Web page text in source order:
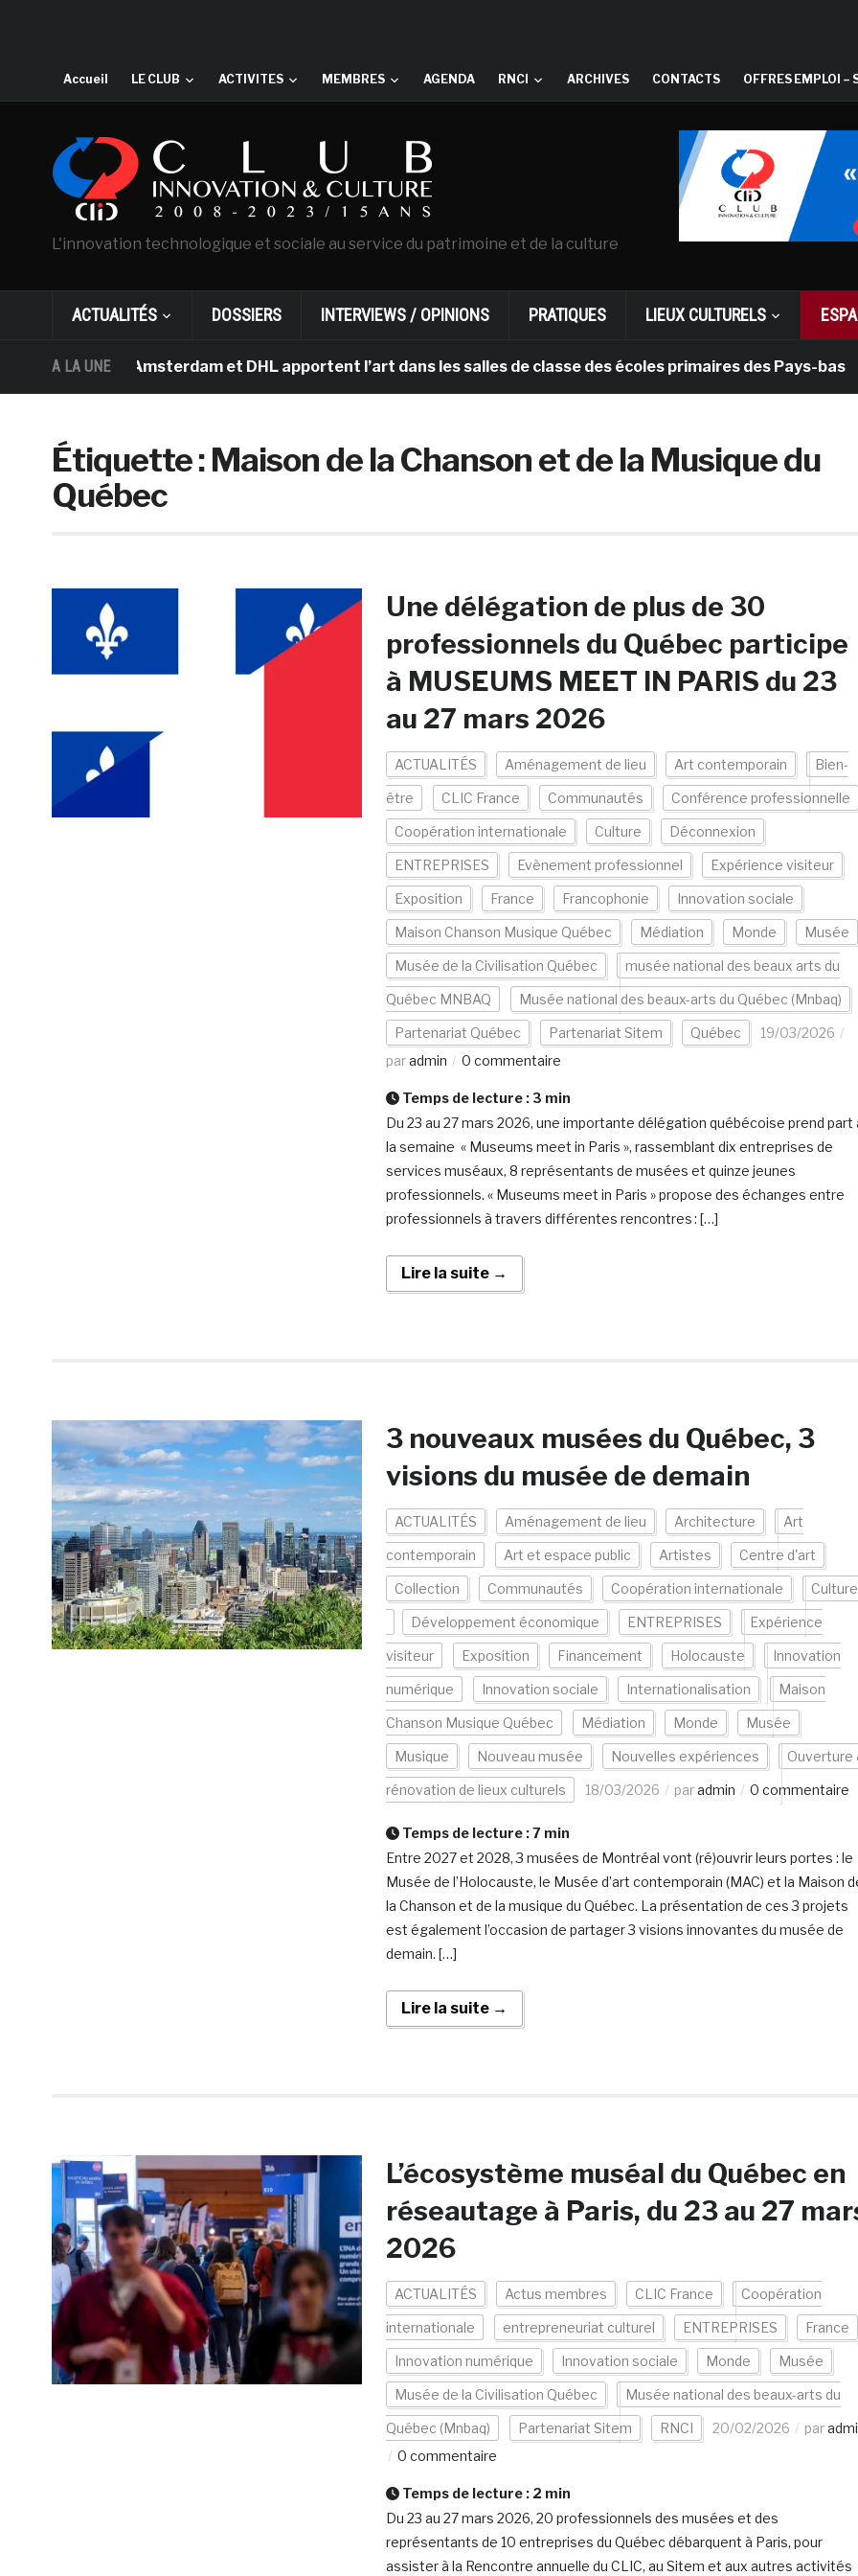
Accueil LE CLUB ACTIVITES MEMBRES AGENDA RNCI ARCHIVES CONTACTS OFFRES EMPLOI –
L'innovation technologique et sociale au service du patrimoine et de la culture
ACTUALITÉS DOSSIERS INTERVIEWS / OPINIONS PRATIQUES LIEUX CULTURELS
A LA UNE
Gogh d’Amsterdam et DHL apportent l’art dans les salles de classe des écoles primaires des Pays-bas
Étiquette :Maison de la Chanson et de la Musique du
Québec
Une délégation de plus de 30
professionnels du Québec participe
à MUSEUMS MEET IN PARIS du 23
au 27 mars 2026
ACTUALITÉS Aménagement de lieu Art contemporain Bien-
être CLIC France Communautés Conférence professionnelle
Coopération internationale Culture Déconnexion
ENTREPRISES Evènement professionnel Expérience visiteur
Exposition France Francophonie Innovation sociale
Maison Chanson Musique Québec Médiation Monde Musée
Musée de la Civilisation Québec musée national des beaux arts du
Québec MNBAQ Musée national des beaux-arts du Québec (Mnbaq)
Partenariat Québec Partenariat Sitem Québec
19/03/2026
paradmin 0 commentaire
Temps de lecture : 3 min
Du 23 au 27 mars 2026, une importante délégation québécoise prend part
la semaine « Museums meet in Paris », rassemblant dix entreprises de
services muséaux, 8 représentants de musées et quinze jeunes
professionnels. « Museums meet in Paris » propose des échanges entre
professionnels à travers différentes rencontres : […]
Lire la suite →
3 nouveaux musées du Québec, 3
visions du musée de demain
ACTUALITÉS Aménagement de lieu Architecture Art
contemporain Art et espace public Artistes Centre d'art
Collection Communautés Coopération internationale Culture
Développement économique ENTREPRISES Expérience
visiteur Exposition Financement Holocauste Innovation
numérique Innovation sociale Internationalisation Maison
Chanson Musique Québec Médiation Monde Musée
Musique Nouveau musée Nouvelles expériences Ouverture
rénovation de lieux culturels 18/03/2026 paradmin 0 commentaire
Temps de lecture :7 min
Entre 2027 et 2028, 3 musées de Montréal vont (ré)ouvrir leurs portes : le
Musée de l’Holocauste, le Musée d’art contemporain (MAC) et la Maison
la Chanson et de la musique du Québec. La présentation de ces 3 projets
est également l’occasion de partager 3 visions innovantes du musée de
demain. […]
Lire la suite →
L’écosystème muséal du Québec en
réseautage à Paris, du 23 au 27
2026
ACTUALITÉS Actus membres CLIC France Coopération
internationale entrepreneuriat culturel ENTREPRISES France
Innovation numérique Innovation sociale Monde Musée
Musée de la Civilisation Québec Musée national des beaux-arts du
Québec (Mnbaq) Partenariat Sitem RNCI 20/02/2026 par
0 commentaire
Temps de lecture : 2 min
Du 23 au 27 mars 2026, 20 professionnels des musées et des
représentants de 10 entreprises du Québec débarquent à Paris, pour
assister à la Rencontre annuelle du CLIC, au Sitem et aux autres activités